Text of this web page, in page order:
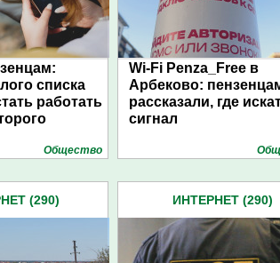
списка
работать
Общество
Wi-Fi Penza_Free в
Арбеково:
рассказали, где
сигнал
(290) ИНТЕРНЕТ (290)